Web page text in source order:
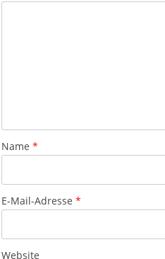
Name *
E-Mail-Adresse *
Website